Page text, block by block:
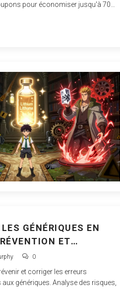
pour économiser jusqu'à 70
GÉNÉRIQUES EN
ET
0
et corriger les erreurs
génériques. Analyse des risques,